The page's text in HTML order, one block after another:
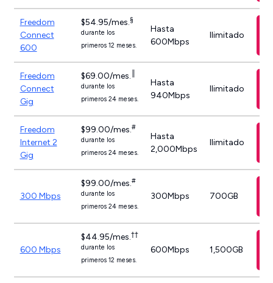
Freedom
Connect
600
$54.95/mes.§
durante los
primeros 12 meses.
Hasta
600Mbps
Ilimitado
Freedom
Connect
Gig
$69.00/mes.
durante los
primeros 24 meses.
Hasta
940Mbps
Ilimitado
Freedom
Internet 2
Gig
$99.00/mes.#
durante los
primeros 24 meses.
Hasta
2,000Mbps
Ilimitado
300 Mbps
$99.00/mes.#
durante los
primeros 24 meses.
300Mbps 700GB
600 Mbps
$44.95/mes.††
durante los
primeros 12 meses.
600Mbps 1,500GB